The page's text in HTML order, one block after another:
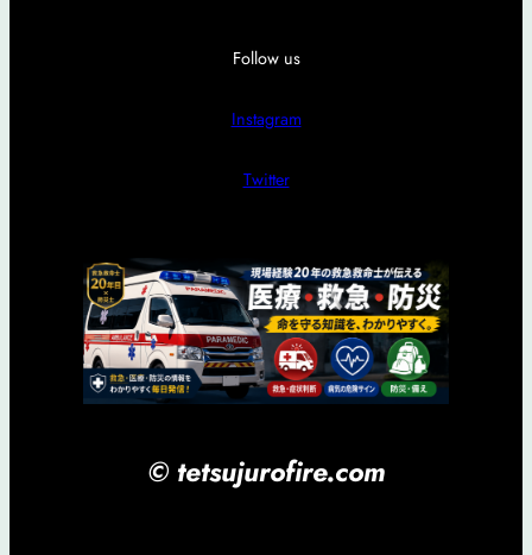
Follow us
Instagram
Twitter
© tetsujurofire.com